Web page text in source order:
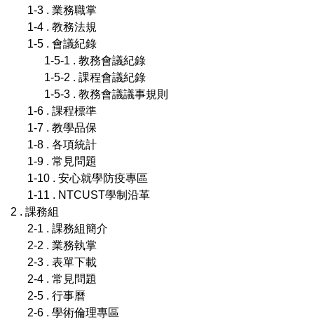
1-3 . 業務職掌
1-4 . 教務法規
1-5 . 會議紀錄
1-5-1 . 教務會議紀錄
1-5-2 . 課程會議紀錄
1-5-3 . 教務會議議事規則
1-6 . 課程標準
1-7 . 教學品保
1-8 . 各項統計
1-9 . 常見問題
1-10 . 安心就學防疫專區
1-11 . NTCUST學制沿革
2 . 課務組
2-1 . 課務組簡介
2-2 . 業務執掌
2-3 . 表單下載
2-4 . 常見問題
2-5 . 行事曆
2-6 . 學術倫理專區